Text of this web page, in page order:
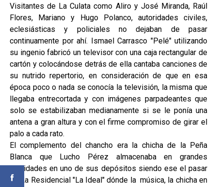
Visitantes de La Culata como Aliro y José Miranda, Raúl
Flores, Mariano y Hugo Polanco, autoridades civiles,
eclesiásticas y policiales no dejaban de pasar
continuamente por ahí. Ismael Carrasco "Pelé" utilizando
su ingenio fabricó un televisor con una caja rectangular de
cartón y colocándose detrás de ella cantaba canciones de
su nutrido repertorio, en consideración de que en esa
época poco o nada se conocía la televisión, la misma que
llegaba entrecortada y con imágenes parpadeantes que
solo se estabilizaban medianamente si se le ponía una
antena a gran altura y con el firme compromiso de girar el
palo a cada rato.
El complemento del chancho era la chicha de la Peña
Blanca que Lucho Pérez almacenaba en grandes
cantidades en uno de sus depósitos siendo ese el pasar
de La Residencial "La Ideal" dónde la música, la chicha en